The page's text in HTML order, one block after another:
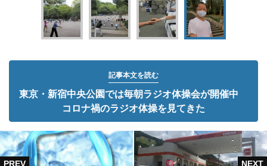
記事本文を読む
東京・新宿中央公園では毎朝ラジオ体操会が開催中
コロナ禍のラジオ体操を見てきた